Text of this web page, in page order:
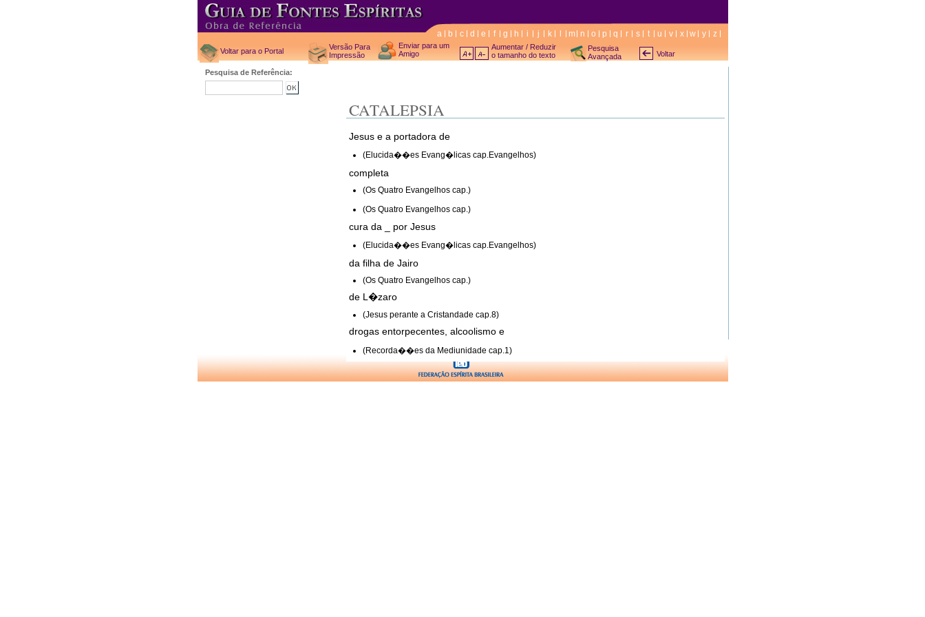
a b c d e f g h i j k m n o p q r s t u v x w y z
Voltar para o Portal
Versão Para
Impressão
Enviar para um
Amigo
Aumentar / Reduzir
o tamanho do texto
Pesquisa
Avançada
Voltar
Pesquisa de Referência:
CATALEPSIA
Jesus e a portadora de
(Elucida��es Evang�licas cap.Evangelhos)
completa
(Os Quatro Evangelhos cap.)
(Os Quatro Evangelhos cap.)
cura da _ por Jesus
(Elucida��es Evang�licas cap.Evangelhos)
da filha de Jairo
(Os Quatro Evangelhos cap.)
de L�zaro
(Jesus perante a Cristandade cap.8)
drogas entorpecentes, alcoolismo e
(Recorda��es da Mediunidade cap.1)
estudo sobre